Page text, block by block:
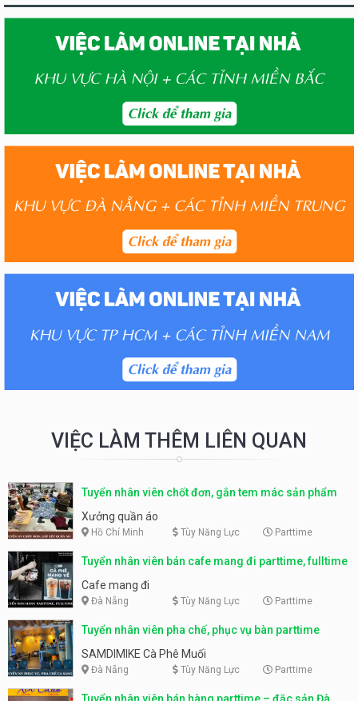
VIỆC LÀM THÊM LIÊN QUAN
Tuyển nhân viên chốt đơn, gắn tem mác sản phẩm
Xưởng quần áo
Hồ Chí Minh Tùy Năng Lực Parttime
Tuyển nhân viên bán cafe mang đi parttime, fulltime
Cafe mang đi
Đà Nẵng Tùy Năng Lực Parttime
Tuyển nhân viên pha chế, phục vụ bàn parttime
SAMDIMIKE Cà Phê Muối
Đà Nẵng Tùy Năng Lực Parttime
Tuyển nhân viên bán hàng parttime – đặc sản Đà